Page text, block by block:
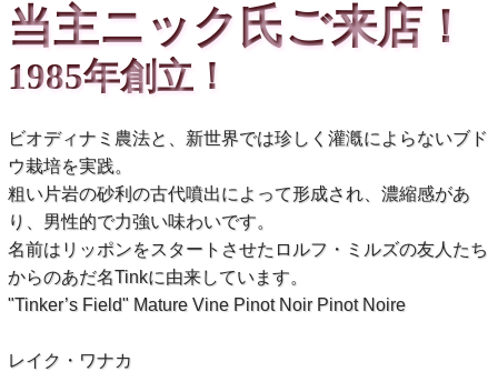
当主ニック氏ご来店！
1985年創立！
ビオディナミ農法と、新世界では珍しく灌漑によらないブド
ウ栽培を実践。
粗い片岩の砂利の古代噴出によって形成され、濃縮感があ
り、男性的で力強い味わいです。
名前はリッポンをスタートさせたロルフ・ミルズの友人たち
からのあだ名Tinkに由来しています。
"Tinker’s Field" Mature Vine Pinot Noir Pinot Noire
レイク・ワナカ